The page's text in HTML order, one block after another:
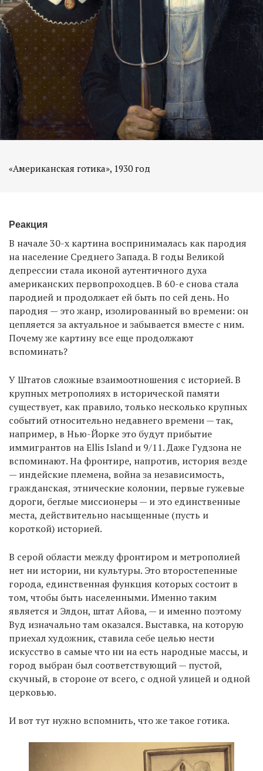
«Американская готика», 1930 год
Реакция
В начале 30-х картина воспринималась как пародия
на население Среднего Запада. В годы Великой
депрессии стала иконой аутентичного духа
американских первопроходцев. В 60-е снова стала
пародией и продолжает ей быть по сей день. Но
пародия — это жанр, изолированный во времени: он
цепляется за актуальное и забывается вместе с ним.
Почему же картину все еще продолжают
вспоминать?
У Штатов сложные взаимоотношения с историей. В
крупных метрополиях в исторической памяти
существует, как правило, только несколько крупных
событий относительно недавнего времени — так,
например, в Нью-Йорке это будут прибытие
иммигрантов на Ellis Island и 9/11. Даже Гудзона не
вспоминают. На фронтире, напротив, история везде
— индейские племена, война за независимость,
гражданская, этнические колонии, первые гужевые
дороги, беглые миссионеры — и это единственные
места, действительно насыщенные (пусть и
короткой) историей.
В серой области между фронтиром и метрополией
нет ни истории, ни культуры. Это второстепенные
города, единственная функция которых состоит в
том, чтобы быть населенными. Именно таким
является и Элдон, штат Айова, — и именно поэтому
Вуд изначально там оказался. Выставка, на которую
приехал художник, ставила себе целью нести
искусство в самые что ни на есть народные массы, и
город выбран был соответствующий — пустой,
скучный, в стороне от всего, с одной улицей и одной
церковью.
И вот тут нужно вспомнить, что же такое готика.